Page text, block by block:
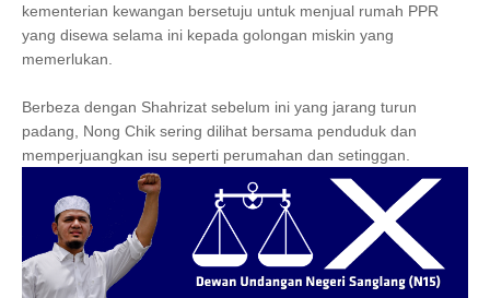
kementerian kewangan bersetuju untuk menjual rumah PPR
yang disewa selama ini kepada golongan miskin yang
memerlukan.
Berbeza dengan Shahrizat sebelum ini yang jarang turun
padang, Nong Chik sering dilihat bersama penduduk dan
memperjuangkan isu seperti perumahan dan setinggan.